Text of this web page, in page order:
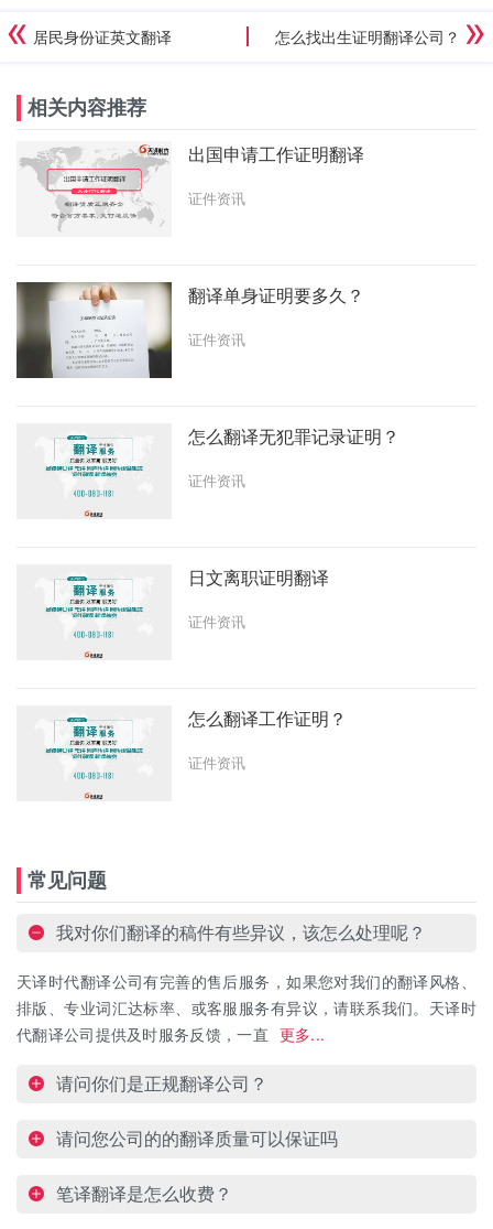
居民身份证英文翻译 怎么找出生证明翻译公司？
相关内容推荐
出国申请工作证明翻译
证件资讯
翻译单身证明要多久？
证件资讯
怎么翻译无犯罪记录证明？
证件资讯
日文离职证明翻译
证件资讯
怎么翻译工作证明？
证件资讯
常见问题
我对你们翻译的稿件有些异议，该怎么处理呢？
天译时代翻译公司有完善的售后服务，如果您对我们的翻译风格、
排版、专业词汇达标率、或客服服务有异议，请联系我们。天译时
代翻译公司提供及时服务反馈，一直
更多...
请问你们是正规翻译公司？
请问您公司的的翻译质量可以保证吗
笔译翻译是怎么收费？